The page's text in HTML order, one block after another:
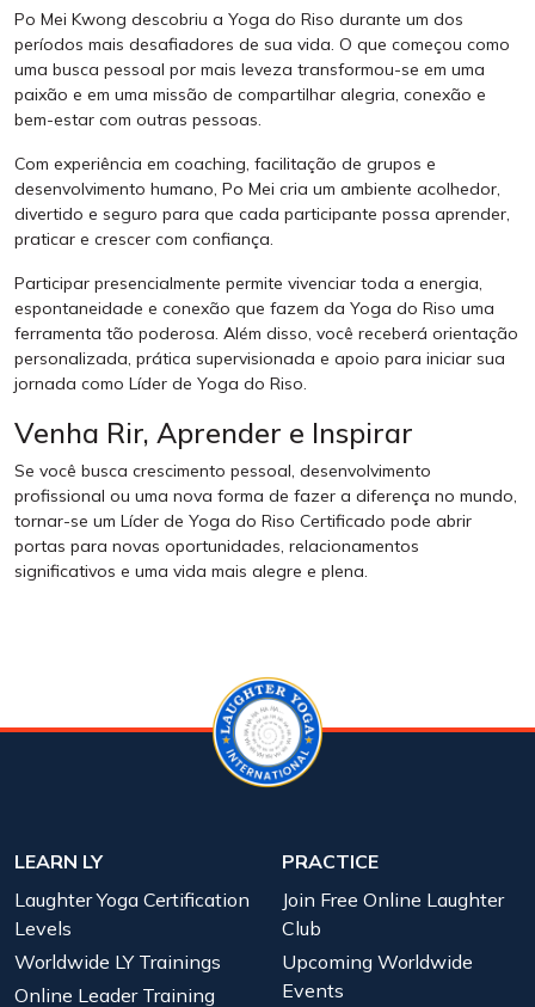
Po Mei Kwong descobriu a Yoga do Riso durante um dos
períodos mais desafiadores de sua vida. O que começou como
uma busca pessoal por mais leveza transformou-se em uma
paixão e em uma missão de compartilhar alegria, conexão e
bem-estar com outras pessoas.
Com experiência em coaching, facilitação de grupos e
desenvolvimento humano, Po Mei cria um ambiente acolhedor,
divertido e seguro para que cada participante possa aprender,
praticar e crescer com confiança.
Participar presencialmente permite vivenciar toda a energia,
espontaneidade e conexão que fazem da Yoga do Riso uma
ferramenta tão poderosa. Além disso, você receberá orientação
personalizada, prática supervisionada e apoio para iniciar sua
jornada como Líder de Yoga do Riso.
Venha Rir, Aprender e Inspirar
Se você busca crescimento pessoal, desenvolvimento
profissional ou uma nova forma de fazer a diferença no mundo,
tornar-se um Líder de Yoga do Riso Certificado pode abrir
portas para novas oportunidades, relacionamentos
significativos e uma vida mais alegre e plena.
LEARN LY
Laughter Yoga Certification
Levels
Worldwide LY Trainings
Online Leader Training
PRACTICE
Join Free Online Laughter
Club
Upcoming Worldwide
Events